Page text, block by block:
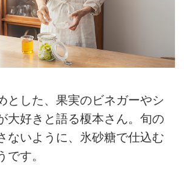
とした、果実のビネガーやシ
大好きと語る榎本さん。旬の
ないように、氷砂糖で仕込む
です。